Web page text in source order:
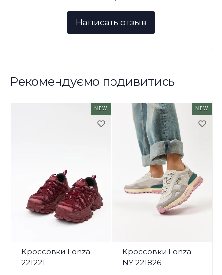
Рекомендуємо подивитись
NEW
Кроссовки Lonza
221221
NEW
Кроссовки Lonza
NY 221826